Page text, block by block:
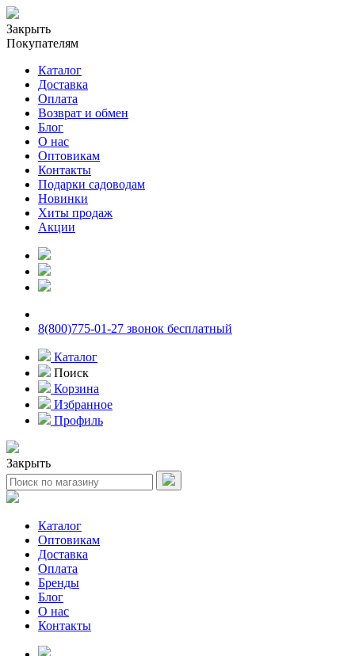
Закрыть
Покупателям
Каталог
Доставка
Оплата
Возврат и обмен
Блог
О нас
Оптовикам
Контакты
Подарки садоводам
Новинки
Хиты продаж
Акции
8(800)775-01-27 звонок бесплатный
Каталог
Поиск
Корзина
Избранное
Профиль
Закрыть
Каталог
Оптовикам
Доставка
Оплата
Бренды
Блог
О нас
Контакты